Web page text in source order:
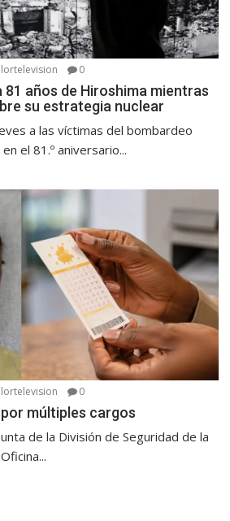
0
años de Hiroshima mientras
su estrategia nuclear
a las víctimas del bombardeo
el 81.º aniversario...
0
múltiples cargos
de la División de Seguridad de la